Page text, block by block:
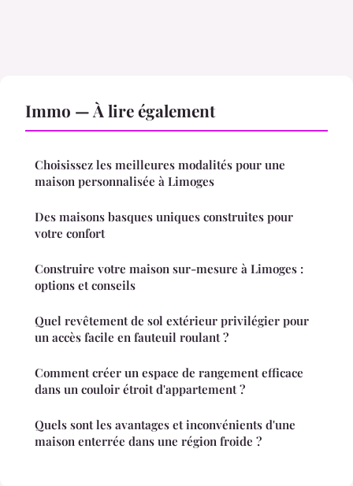
Immo — À lire également
Choisissez les meilleures modalités pour une
maison personnalisée à Limoges
Des maisons basques uniques construites pour
votre confort
Construire votre maison sur-mesure à Limoges :
options et conseils
Quel revêtement de sol extérieur privilégier pour
un accès facile en fauteuil roulant ?
Comment créer un espace de rangement efficace
dans un couloir étroit d'appartement ?
Quels sont les avantages et inconvénients d'une
maison enterrée dans une région froide ?